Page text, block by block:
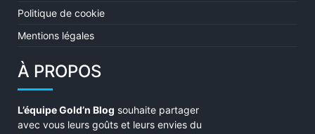
Politique de cookie
Mentions légales
À PROPOS
L’équipe Gold’n Blog souhaite partager
avec vous leurs goûts et leurs envies du